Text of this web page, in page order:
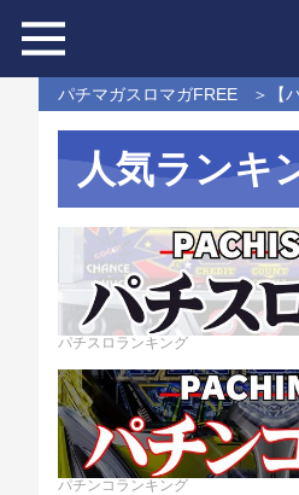
パチマガスロマガFREE 【
人気ランキ
パチスロランキング
パチンコランキング